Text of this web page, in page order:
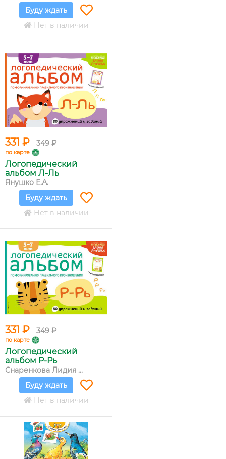
Буду ждать
Нет в наличии
331 ₽ 349 ₽
по карте
Логопедический
альбом Л-Ль
Янушко Е.А.
Буду ждать
Нет в наличии
331 ₽ 349 ₽
по карте
Логопедический
альбом Р-Рь
Снаренкова Лидия ...
Буду ждать
Нет в наличии